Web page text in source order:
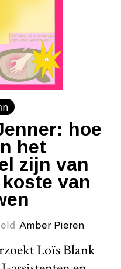
hoe
het
zijn van
van
Amber Pieren
Loïs Blank